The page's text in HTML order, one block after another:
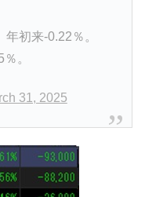
初来-0.22％。
。
31, 2025